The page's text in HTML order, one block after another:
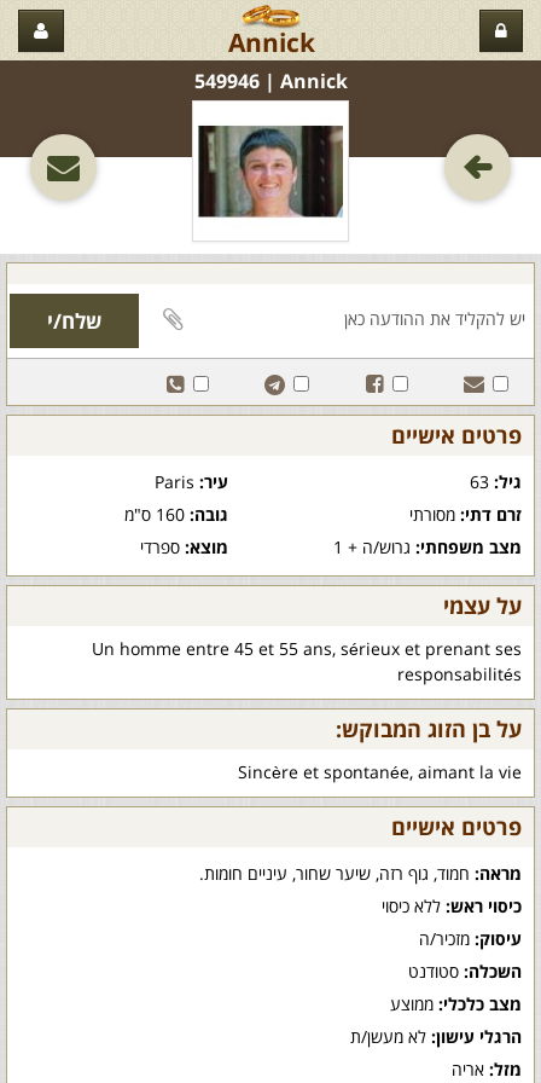
Annick
Annick‏ | 549946
פרטים אישיים
גיל: עיר:Paris
זרם דתי: מסורתי גובה:160 ס"מ
מצב משפחתי: גרוש/ה + 1 מוצא:ספרדי
על עצמי
Un homme entre 45 et 55 ans, sérieux et prenant ses
responsabilités
על בן הזוג המבוקש:
Sincère et spontanée, aimant la vie
פרטים אישיים
מראה: חמוד, גוף רזה, שיער שחור, עיניים חומות.
כיסוי ראש: ללא כיסוי
עיסוק: מזכיר/ה
השכלה: סטודנט
מצב כלכלי: ממוצע
הרגלי עישון: לא מעשן/ת
מזל: אריה